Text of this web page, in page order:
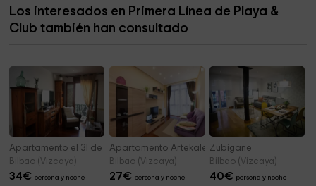
Parroquia Nuestra Señora de las Mercedes
Los interesados en Primera Línea de Playa &
Club también han consultado
Apartamento el 31 de Bilbao
Bilbao (Vizcaya)
34€ persona y noche
Apartamento Artekale
Bilbao (Vizcaya)
27€ persona y noche
Zubigane
Bilbao (Vizcaya)
40€ persona y noche